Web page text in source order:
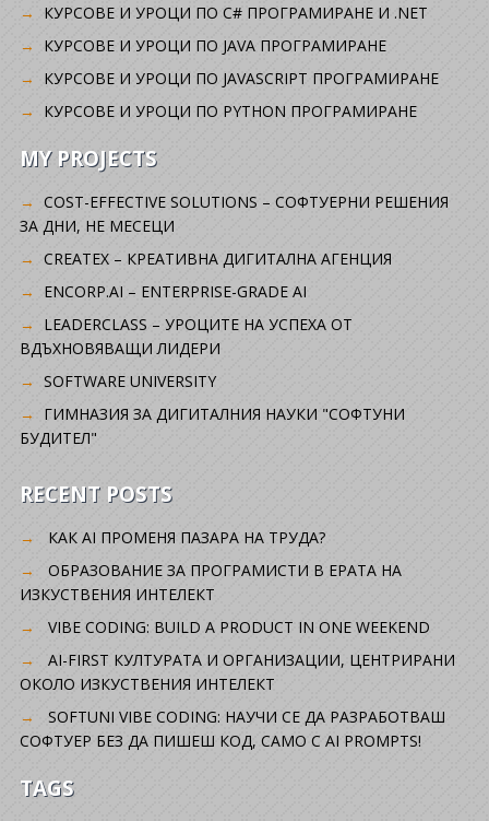
КУРСОВЕ И УРОЦИ ПО C# ПРОГРАМИРАНЕ И .NET
КУРСОВЕ И УРОЦИ ПО JAVA ПРОГРАМИРАНЕ
КУРСОВЕ И УРОЦИ ПО JAVASCRIPT ПРОГРАМИРАНЕ
КУРСОВЕ И УРОЦИ ПО PYTHON ПРОГРАМИРАНЕ
MY PROJECTS
COST-EFFECTIVE SOLUTIONS – СОФТУЕРНИ РЕШЕНИЯ
ЗА ДНИ, НЕ МЕСЕЦИ
CREATEX – КРЕАТИВНА ДИГИТАЛНА АГЕНЦИЯ
ENCORP.AI – ENTERPRISE-GRADE AI
LEADERCLASS – УРОЦИТЕ НА УСПЕХА ОТ
ВДЪХНОВЯВАЩИ ЛИДЕРИ
SOFTWARE UNIVERSITY
ГИМНАЗИЯ ЗА ДИГИТАЛНИЯ НАУКИ "СОФТУНИ
БУДИТЕЛ"
RECENT POSTS
КАК AI ПРОМЕНЯ ПАЗАРА НА ТРУДА?
ОБРАЗОВАНИЕ ЗА ПРОГРАМИСТИ В ЕРАТА НА
ИЗКУСТВЕНИЯ ИНТЕЛЕКТ
VIBE CODING: BUILD A PRODUCT IN ONE WEEKEND
AI-FIRST КУЛТУРАТА И ОРГАНИЗАЦИИ, ЦЕНТРИРАНИ
ОКОЛО ИЗКУСТВЕНИЯ ИНТЕЛЕКТ
SOFTUNI VIBE CODING: НАУЧИ СЕ ДА РАЗРАБОТВАШ
СОФТУЕР БЕЗ ДА ПИШЕШ КОД, САМО С AI PROMPTS!
TAGS